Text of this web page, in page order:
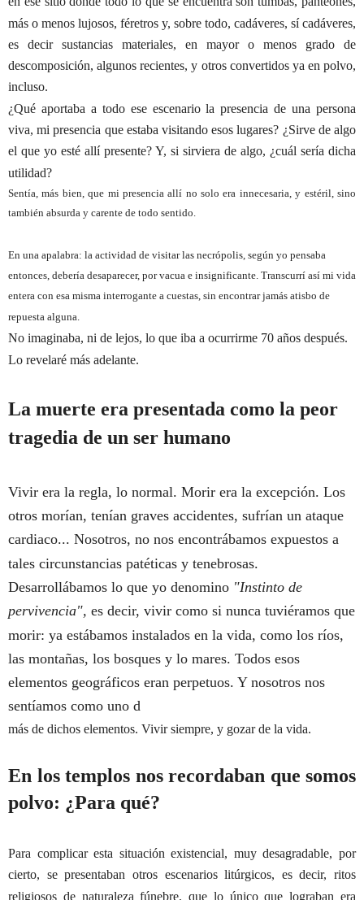
más o menos lujosos, féretros y, sobre todo, cadáveres, sí cadáveres,
es decir sustancias materiales, en mayor o menos grado de
descomposición, algunos recientes, y otros convertidos ya en polvo,
incluso.
¿Qué aportaba a todo ese escenario la presencia de una persona
viva, mi presencia que estaba visitando esos lugares? ¿Sirve de algo
el que yo esté allí presente? Y, si sirviera de algo, ¿cuál sería dicha
utilidad?
Sentía, más bien, que mi presencia allí no solo era innecesaria, y estéril, sino
también absurda y carente de todo sentido.
En una apalabra: la actividad de visitar las necrópolis, según yo pensaba
entonces, debería desaparecer, por vacua e insignificante. Transcurrí así mi vida
entera con esa misma interrogante a cuestas, sin encontrar jamás atisbo de
repuesta alguna.
No imaginaba, ni de lejos, lo que iba a ocurrirme 70 años después.
Lo revelaré más adelante.
La muerte era presentada como la peor
tragedia de un ser humano
Vivir era la regla, lo normal. Morir era la excepción. Los
otros morían, tenían graves accidentes, sufrían un ataque
cardiaco... Nosotros, no nos encontrábamos expuestos a
tales circunstancias patéticas y tenebrosas.
Desarrollábamos lo que yo denomino "Instinto de
pervivencia", es decir, vivir como si nunca tuviéramos que
morir: ya estábamos instalados en la vida, como los ríos,
las montañas, los bosques y lo mares. Todos esos
elementos geográficos eran perpetuos. Y nosotros nos
sentíamos como uno d
más de dichos elementos. Vivir siempre, y gozar de la vida.
En los templos nos recordaban que somos
polvo: ¿Para qué?
Para complicar esta situación existencial, muy desagradable, por
cierto, se presentaban otros escenarios litúrgicos, es decir, ritos
religiosos de naturaleza fúnebre, que lo único que lograban era